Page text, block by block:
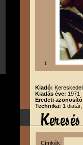
1
Kiadó:
Kiadás éve: 1971
Eredeti
Technika: 1
Címkék: